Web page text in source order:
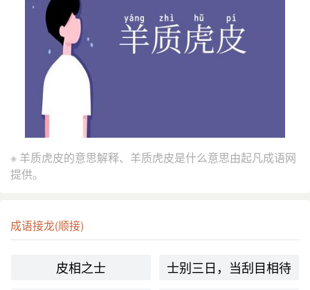
※ 羊质虎皮的意思解释、羊质虎皮是什么意思由起凡成语网
提供。
成语接龙(顺接)
皮相之士
士别三日，当刮目相待